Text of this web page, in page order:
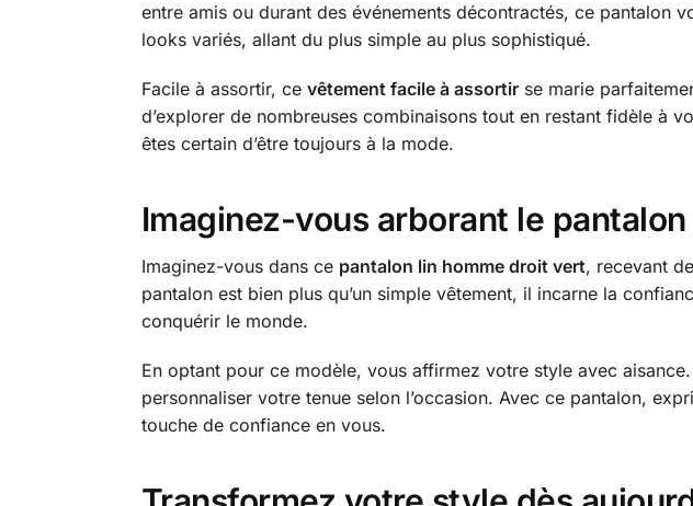
entre amis ou durant des événements décontractés, ce pantalon
looks variés, allant du plus simple au plus sophistiqué.
Facile à assortir, ce vêtement facile à assortirse marie
d’explorer de nombreuses combinaisons tout en restant fidèle à
êtes certain d’être toujours à la mode.
Imaginez-vous arborant le
Imaginez-vous dans ce pantalon lin homme droit vert, recevant
pantalon est bien plus qu’un simple vêtement, il incarne la
conquérir le monde.
En optant pour ce modèle, vous affirmez votre style avec
personnaliser votre tenue selon l’occasion. Avec ce pantalon,
touche de confiance en vous.